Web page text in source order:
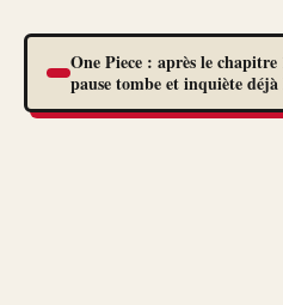
One Piece : après le
pause tombe et inquiète déjà